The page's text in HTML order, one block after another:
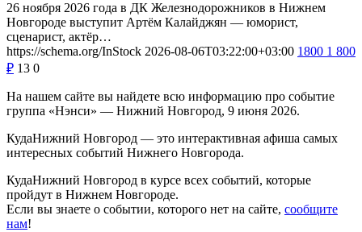
26 ноября 2026 года в ДК Железнодорожников в Нижнем
Новгороде выступит Артём Калайджян — юморист,
сценарист, актёр…
https://schema.org/InStock 2026-08-06T03:22:00+03:00 1800 1 800
₽ 13 0
На нашем сайте вы найдете всю информацию про событие
группа «Нэнси» — Нижний Новгород, 9 июня 2026.
КудаНижний Новгород — это интерактивная афиша самых
интересных событий Нижнего Новгорода.
КудаНижний Новгород в курсе всех событий, которые
пройдут в Нижнем Новгороде.
Если вы знаете о событии, которого нет на сайте, сообщите
нам!